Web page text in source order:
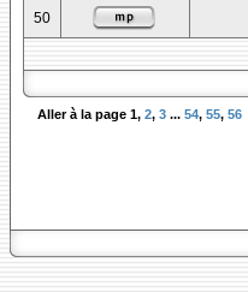
50
Aller à la page 1, 2, 3 ... 54, 55, 56